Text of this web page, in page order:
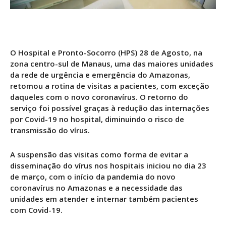
O Hospital e Pronto-Socorro (HPS) 28 de Agosto, na
zona centro-sul de Manaus, uma das maiores unidades
da rede de urgência e emergência do Amazonas,
retomou a rotina de visitas a pacientes, com exceção
daqueles com o novo coronavírus. O retorno do
serviço foi possível graças à redução das internações
por Covid-19 no hospital, diminuindo o risco de
transmissão do vírus.
A suspensão das visitas como forma de evitar a
disseminação do vírus nos hospitais iniciou no dia 23
de março, com o início da pandemia do novo
coronavírus no Amazonas e a necessidade das
unidades em atender e internar também pacientes
com Covid-19.